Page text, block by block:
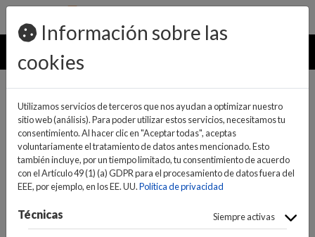
pedidos@ideaelectrodomesticos.com
924 047 836
MENU
Información sobre las
cookies
Utilizamos servicios de terceros que nos ayudan a optimizar nuestro
sitio web (análisis). Para poder utilizar estos servicios, necesitamos tu
consentimiento. Al hacer clic en "Aceptar todas", aceptas
voluntariamente el tratamiento de datos antes mencionado. Esto
también incluye, por un tiempo limitado, tu consentimiento de acuerdo
con el Artículo 49 (1) (a) GDPR para el procesamiento de datos fuera del
EEE, por ejemplo, en los EE. UU.Política de privacidad
Técnicas Siempre activas